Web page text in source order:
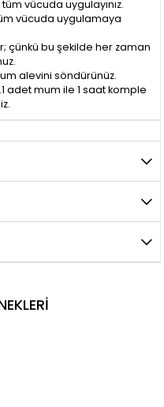
vücuda uygulayınız.
vücuda uygulamaya
çünkü bu şekilde her zaman
alevini söndürünüz.
adet mum ile 1 saat komple